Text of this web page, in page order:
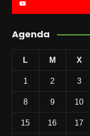
Agenda
L M X
1 2 3
8 9 10
15 16 17